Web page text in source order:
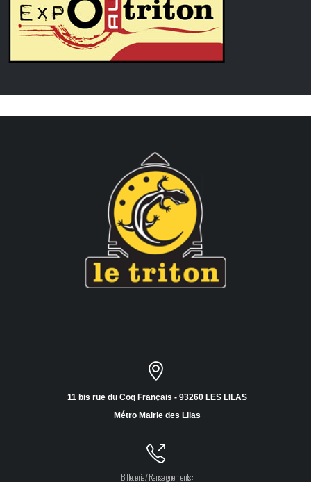
11 bis rue du Coq Français - 93260 LES LILAS
Métro Mairie des Lilas
Billetterie / Renseignements :